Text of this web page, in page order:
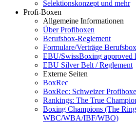
Selektionskonzept und mehr
Profi-Boxen
Allgemeine Informationen
Über Profiboxen
Berufsbox-Reglement
Formulare/Verträge
EBU/SwissBoxing approved
EBU Silver Belt / Reglement
Externe Seiten
BoxRec
BoxRec: Schweizer
Rankings: The True
Boxing Champions (The
WBC/WBA/IBF/WBO)